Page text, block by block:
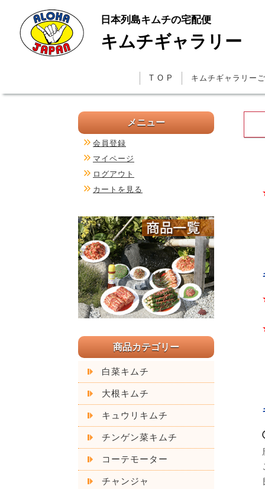
日本列島キムチの宅配便
キムチギャラリー
T O P キムチギャラリー
メニュー
会員登録
マイページ
ログアウト
カートを見る
商品カテゴリー
白菜キムチ
大根キムチ
キュウリキムチ
チンゲン菜キムチ
コーテモーター
チャンジャ